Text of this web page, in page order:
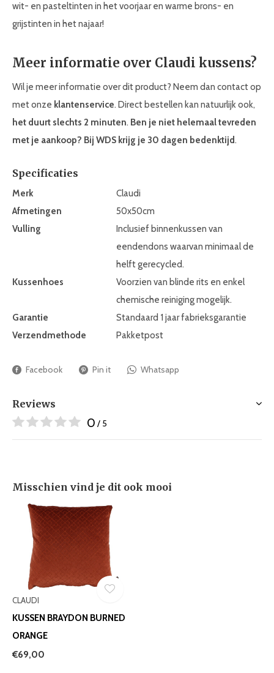
wit- en pasteltinten in het voorjaar en warme brons- en
grijstinten in het najaar!
Meer informatie over Claudi kussens?
Wil je meer informatie over dit product? Neem dan contact op
met onze klantenservice. Direct bestellen kan natuurlijk ook,
het duurt slechts 2 minuten. Ben je niet helemaal tevreden
met je aankoop? Bij WDS krijg je 30 dagen bedenktijd.
Specificaties
Merk
Claudi
Afmetingen
50x50cm
Vulling
Inclusief binnenkussen van
eendendons waarvan minimaal de
helft gerecycled.
Kussenhoes
Voorzien van blinde rits en enkel
chemische reiniging mogelijk.
Garantie
Standaard 1 jaar fabrieksgarantie
Verzendmethode
Pakketpost
Facebook Pin it Whatsapp
Reviews
0 / 5
Misschien vind je dit ook mooi
CLAUDI
KUSSEN BRAYDON BURNED
ORANGE
€69,00